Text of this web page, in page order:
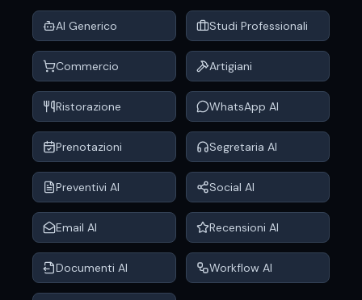
AI Generico Studi Professionali
Commercio Artigiani
Ristorazione WhatsApp AI
Prenotazioni Segretaria AI
Preventivi AI Social AI
Email AI Recensioni AI
Documenti AI Workflow AI